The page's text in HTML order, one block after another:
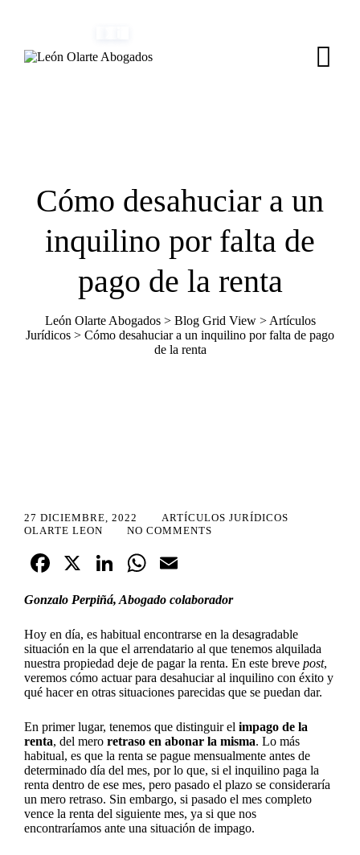
Cómo desahuciar a un
inquilino por falta de
pago de la renta
León Olarte Abogados> Blog Grid View> Artículos
Jurídicos > Cómo desahuciar a un inquilino por falta de pago
de la renta
27 DICIEMBRE, 2022
ARTÍCULOS JURÍDICOS
OLARTE LEON
NO COMMENTS
Fa
ce
ok
X
Li
nk
ed
In
W
ha
A
pp
m
Gonzalo Perpiñá, Abogado colaborador
Hoy en día, es habitual encontrarse en la desagradable
situación en la que el arrendatario al que tenemos alquilada
nuestra propiedad deje de pagar la renta. En este breve post,
veremos cómo actuar para desahuciar al inquilino con éxito y
qué hacer en otras situaciones parecidas que se puedan dar.
En primer lugar, tenemos que distinguir el impago de la
renta, del mero retraso en abonar la misma. Lo más
habitual, es que la renta se pague mensualmente antes de
determinado día del mes, por lo que, si el inquilino paga la
renta dentro de ese mes, pero pasado el plazo se consideraría
un mero retraso. Sin embargo, si pasado el mes completo
vence la renta del siguiente mes, ya si que nos
encontraríamos ante una situación de impago.